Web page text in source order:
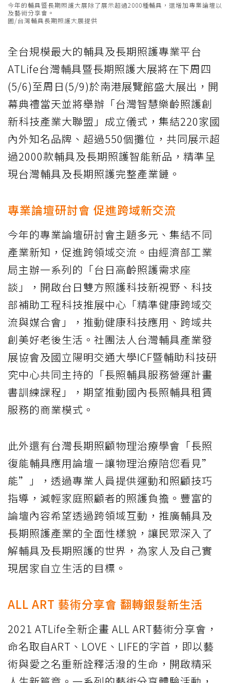
今年的輔具暨長期照護大展除了展示超過2000種輔具，還增加專業論壇以
及藝術分享會。
圖/台灣輔具長期照護大展提供
全台規模最大的輔具及長期照護專業平台
ATLife台灣輔具暨長期照護大展將在下周四
(5/6)至周日(5/9)於南港展覽館盛大展出，開
幕典禮當天並將舉辦「台灣智慧樂齡照護創
新科技產業大聯盟」成立儀式，集結220家國
內外知名品牌、超過550個攤位，共同展示超
過2000款輔具及長期照護智能新品，精準呈
現台灣輔具及長期照護完整產業鏈。
專業論壇研討會 促進跨域新交流
今年的專業論壇研討會主題多元、集結不同
產業新知，促進跨領域交流。由經濟部工業
局主辦一系列的「台日高齡照護需求座
談」，開啟台日雙方照護科技新視野、科技
部補助工程科技推展中心「精準健康跨域交
流與媒合會」，推動健康科技應用、跨域共
創美好老後生活。社團法人台灣輔具產業發
展協會及國立陽明交通大學ICF暨輔助科技研
究中心共同主持的「長照輔具服務營運計畫
書訓練課程」，期望推動國內長照輔具租賃
服務的商業模式。
此外還有台灣長期照顧物理治療學會「長照
復能輔具應用論壇－讓物理治療陪您看見”
能”」，透過專業人員提供運動和照顧技巧
指導，減輕家庭照顧者的照護負擔。豐富的
論壇內容希望透過跨領域互動，推廣輔具及
長期照護產業的全面性樣貌，讓民眾深入了
解輔具及長期照護的世界，為家人及自己實
現居家自立生活的目標。
ALL ART 藝術分享會 翻轉銀髮新生活
2021 ATLife全新企畫 ALL ART藝術分享會，
命名取自ART、LOVE、LIFE的字首，即以藝
術與愛之名重新詮釋活潑的生命，開啟精采